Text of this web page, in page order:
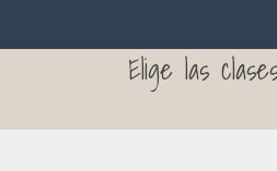
Elige las